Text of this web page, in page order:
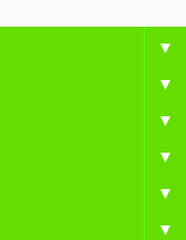
▼
▼
▼
▼
▼
▼